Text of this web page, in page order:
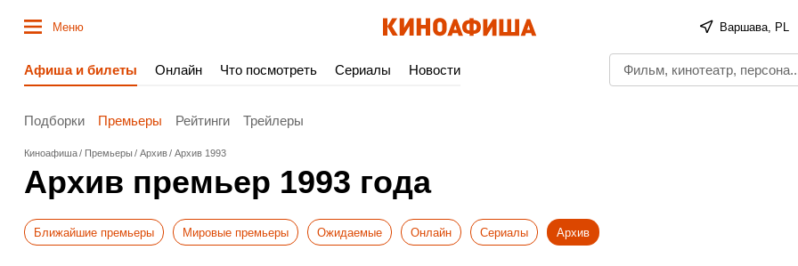
Меню Варшава, PL
Афиша и билеты Онлайн Что посмотреть Сериалы Новости
Подборки Премьеры Рейтинги Трейлеры
Киноафиша Премьеры Архив Архив 1993
Архив премьер 1993 года
Ближайшие премьеры Мировые премьеры Ожидаемые Онлайн Сериалы Архив